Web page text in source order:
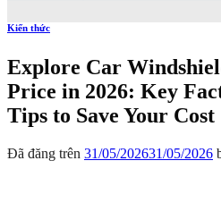
Kiến thức
Explore Car
Price in 2026: Key
Tips to Save Your Cost
Đã đăng trên 31/05/202631/05/2026